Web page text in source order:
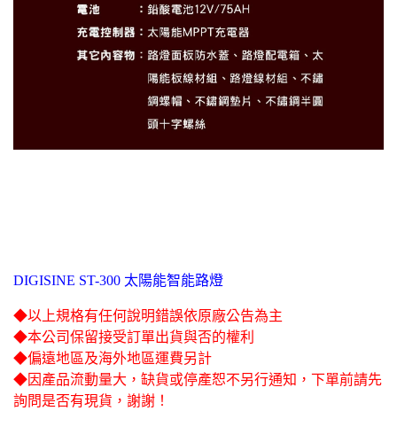
DIGISINE ST-300 太陽能智能路燈
◆以上規格有任何說明錯誤依原廠公告為主
◆本公司保留接受訂單出貨與否的權利
◆偏遠地區及海外地區運費另計
◆因產品流動量大，缺貨或停產恕不另行通知，下單前請先
詢問是否有現貨，謝謝！